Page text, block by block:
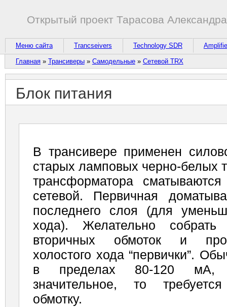
Открытый проект Тарасова
Меню сайта Trancseivers Technology SDR
Главная» Трансиверы» Самодельные» Сетевой TRX
Блок питания
В трансивере применен
старых лампо­вых черно-белых
трансформатора
сетевой. Первичная
последнего слоя (для
хода). Желательно собрать
вторичных обмоток и
холостого хода “первички”.
в пределах 80-120 мА,
значительное, то
обмотку.